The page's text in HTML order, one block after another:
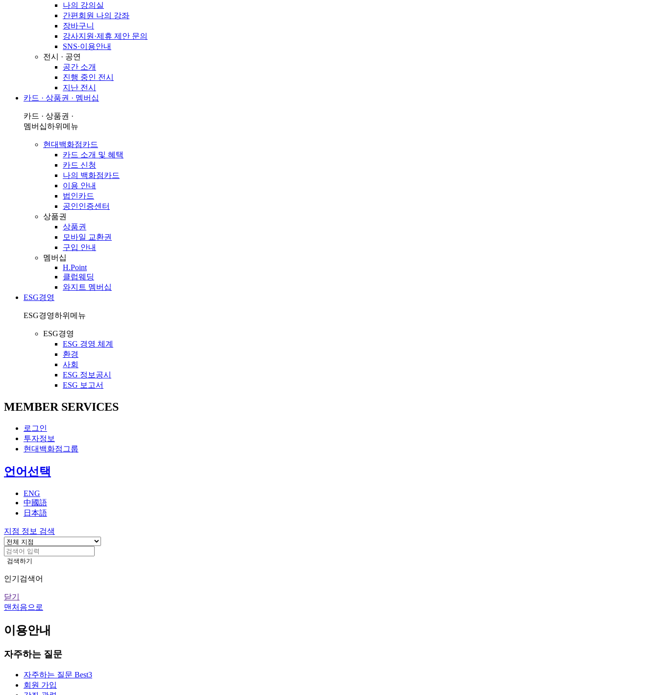
나의 강의실
간편회원 나의 강좌
장바구니
강사지원·제휴 제안 문의
SNS·이용안내
전시 · 공연
공간 소개
진행 중인 전시
지난 전시
카드 · 상품권 · 멤버십
카드 · 상품권 ·
멤버십하위메뉴
현대백화점카드
카드 소개 및 혜택
카드 신청
나의 백화점카드
이용 안내
법인카드
공인인증센터
상품권
상품권
모바일 교환권
구입 안내
멤버십
H.Point
클럽웨딩
와지트 멤버십
ESG경영
ESG경영하위메뉴
ESG경영
ESG 경영 체계
환경
사회
ESG 정보공시
ESG 보고서
MEMBER SERVICES
로그인
투자정보
현대백화점그룹
언어선택
ENG
中國語
日本語
지점 정보 검색
검색하기
인기검색어
닫기
맨처음으로
이용안내
자주하는 질문
자주하는 질문 Best3
회원 가입